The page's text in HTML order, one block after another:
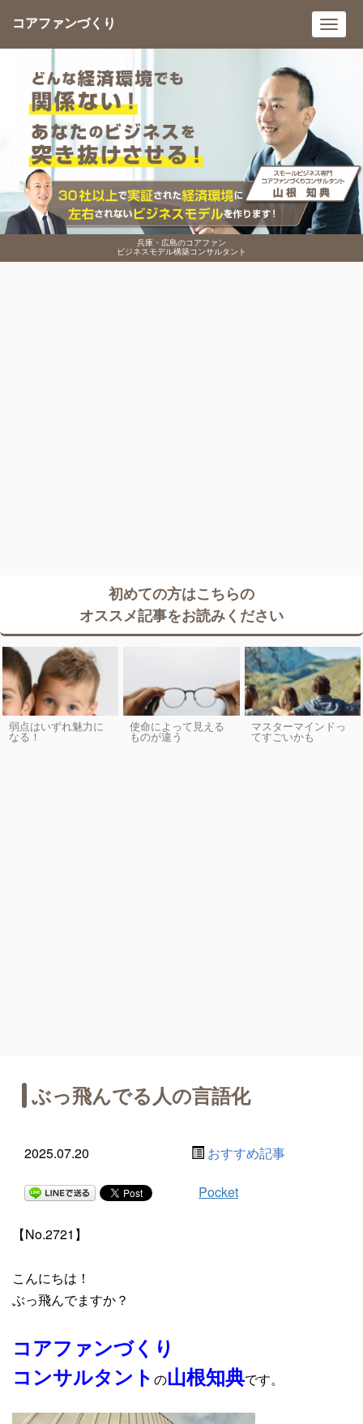
兵庫・広島のコアファン
ビジネスモデル構築コンサルタント
コアファンづくり
初めての方はこちらの
オススメ記事をお読みください
弱点はいずれ魅力に
なる！
使命によって見える
ものが違う
マスターマインドっ
てすごいかも
ぶっ飛んでる人の言語化
2025.07.20 おすすめ記事
Pocket
【No.2721】
こんにちは！
ぶっ飛んでますか？
コアファンづくり
コンサルタント の山根知典です。